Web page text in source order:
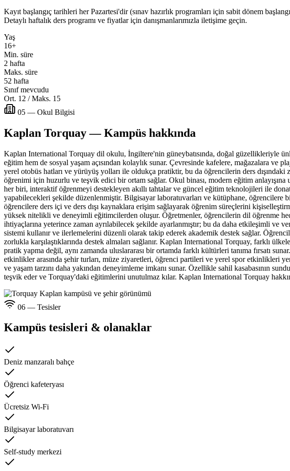
Kayıt başlangıç tarihleri her Pazartesi'dir (sınav hazırlık programları için sabit dönem
Detaylı haftalık ders programı ve fiyatlar için danışmanlarımızla iletişime geçin.
Yaş
16+
Min. süre
2 hafta
Maks. süre
52 hafta
Sınıf mevcudu
Ort. 12 / Maks. 15
05 — Okul Bilgisi
Kaplan Torquay — Kampüs hakkında
Kaplan International Torquay dil okulu, İngiltere'nin güneybatısında, doğal güzellikleriyle
eğitim hem de sosyal yaşam açısından kolaylık sunar. Çevresinde kafelere, mağazalara ve
yerel otobüs hatları ve yürüyüş yolları ile oldukça pratiktir, bu da öğrencilerin ders
öğrenimi için huzurlu ve teşvik edici bir ortam sağlar. Okul binası, modern eğitim
her biri, interaktif öğrenmeyi destekleyen akıllı tahtalar ve güncel eğitim teknolojileri ile
yapabilecekleri şekilde düzenlenmiştir. Bilgisayar laboratuvarları ve kütüphane, öğrencilere
öğrencilere ders içi ve ders dışı kaynaklara erişim sağlayarak öğrenim süreçlerini
yüksek nitelikli ve deneyimli eğitimcilerden oluşur. Öğretmenler, öğrencilerin dil öğrenme
ihtiyaçlarına yeterince zaman ayrılabilecek şekilde ayarlanmıştır; bu da daha etkileşimli
sistemi kullanır ve ilerlemelerini düzenli olarak takip ederek akademik destek sağlar.
zorlukla karşılaştıklarında destek almaları sağlanır. Kaplan International Torquay, farklı
pratik yapma değil, aynı zamanda uluslararası bir ortamda farklı kültürleri tanıma fırsatı
etkinlikler arasında şehir turları, müze ziyaretleri, öğrenci partileri ve yerel spor etkinlikleri
ve yaşam tarzını daha yakından deneyimleme imkanı sunar. Özellikle sahil kasabasının
teşvik eder ve Torquay'daki eğitimlerini unutulmaz kılar. Kaplan International Torquay
06 — Tesisler
Kampüs tesisleri & olanaklar
Deniz manzaralı bahçe
Öğrenci kafeteryası
Ücretsiz Wi-Fi
Bilgisayar laboratuvarı
Self-study merkezi